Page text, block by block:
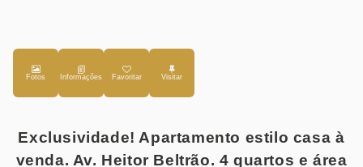
Fotos Favoritar
Exclusividade! Apartamento estilo casa à
venda. Av. Heitor Beltrão. 4 quartos e área